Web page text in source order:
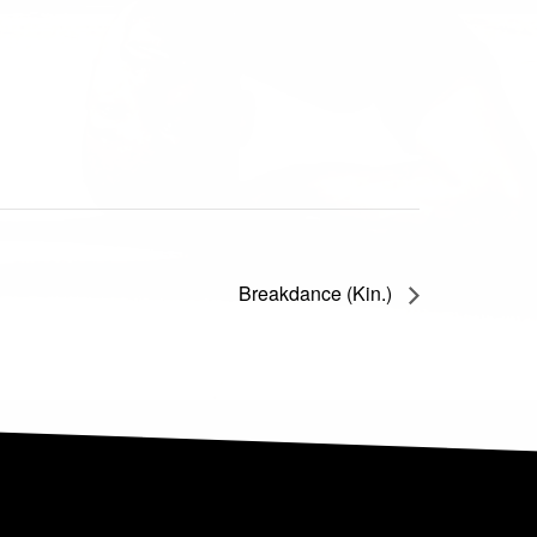
Breakdance (Kin.)